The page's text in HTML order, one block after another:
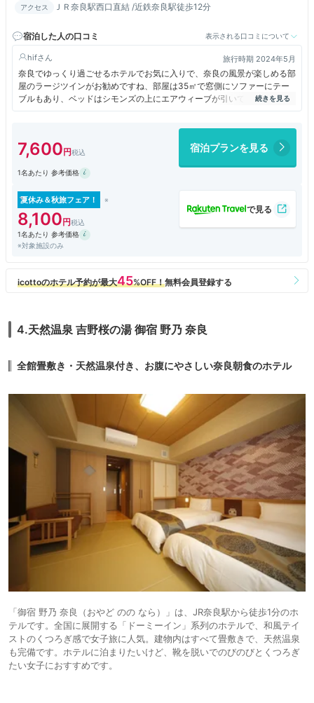
アクセス ＪＲ奈良駅西口直結 /近鉄奈良駅徒歩12分
宿泊した人の口コミ 表示される口コミについて
hif 旅行時期 2024年5月
奈良でゆっくり過ごせるホテルでお気に入りで、奈良の風景が楽しめる部
屋のラージツインがお勧めですね、部屋は35㎡で窓側にソファーにテー
ブルもあり、ベッドはシモンズの上にエアウィーブが引いてあり快眠で、
加湿空気清浄機、お風呂独立で快適に過ごせます。アメニティは部屋に通
また共有部も充実で、人工温泉の大浴場に、奈良の日本酒6種類に、赤白
のワインにスパークリングワインにソフトドリンクも自由なラウンジもオ
食事はホテルでランチで和食よしの、朝食でセリーナを利用しましたがど
ちらもお勧めです。
セリーナの朝食は奈良の名物や、ローストビーフにビーフシチュー、スム
ージー、ライブキッチンでこの日はしゃぶしゃぶに、和風のオムレツがあ
館内に色々な施設もあるので天気が悪くてもゆっくり出来て良いですね！
7,600 宿泊プランを見る
1名あたり 参考価格
夏休み＆秋旅フェア！
8,100
1名あたり 参考価格
※対象施設のみ
4.天然温泉 吉野桜の湯 御宿 野乃 奈良
全館畳敷き・天然温泉付き、お腹にやさしい奈良朝食のホテル
「御宿 野乃 奈良（おやど のの なら）」は、JR奈良駅から徒歩1分のホ
テルです。全国に展開する「ドーミーイン」系列のホテルで、和風テイ
ストのくつろぎ感で女子旅に人気。建物内はすべて畳敷きで、天然温泉
も完備です。ホテルに泊まりたいけど、靴を脱いでのびのびとくつろぎ
たい女子におすすめです。